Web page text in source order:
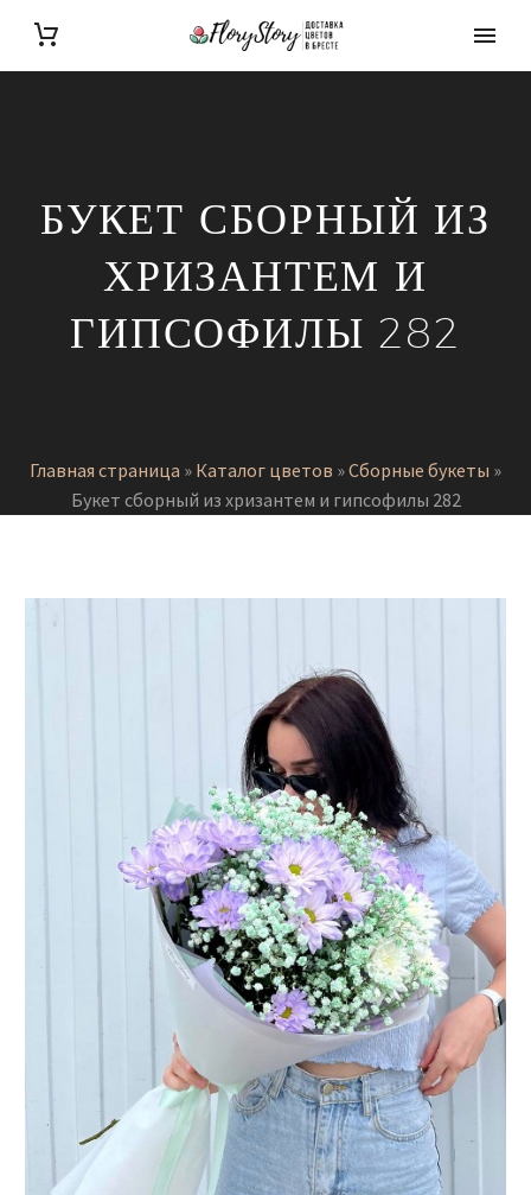
БУКЕТ СБОРНЫЙ ИЗ
ХРИЗАНТЕМ И
ГИПСОФИЛЫ 282
Главная страница » Каталог цветов »Сборные букеты »
Букет сборный из хризантем и гипсофилы 282